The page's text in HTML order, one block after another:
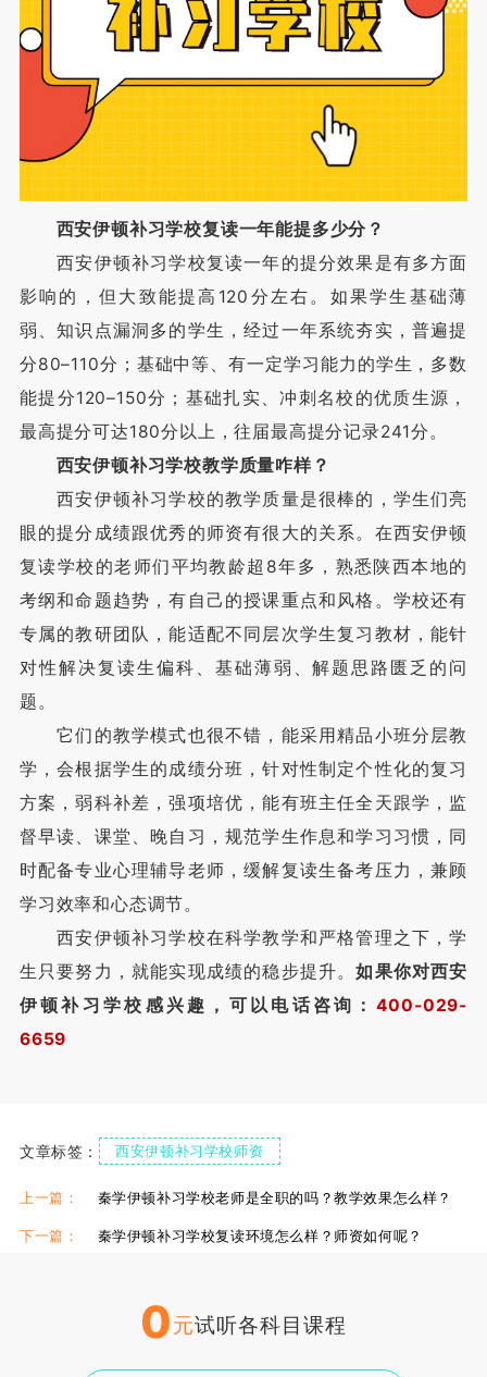
西安伊顿补习学校复读一年能提多少分？
西安伊顿补习学校复读一年的提分效果是有多方面
影响的，但大致能提高120分左右。如果学生基础薄
弱、知识点漏洞多的学生，经过一年系统夯实，普遍提
分80–110分；基础中等、有一定学习能力的学生，多数
能提分120–150分；基础扎实、冲刺名校的优质生源，
最高提分可达180分以上，往届最高提分记录241分。
西安伊顿补习学校教学质量咋样？
西安伊顿补习学校的教学质量是很棒的，学生们亮
眼的提分成绩跟优秀的师资有很大的关系。在西安伊顿
复读学校的老师们平均教龄超8年多，熟悉陕西本地的
考纲和命题趋势，有自己的授课重点和风格。学校还有
专属的教研团队，能适配不同层次学生复习教材，能针
对性解决复读生偏科、基础薄弱、解题思路匮乏的问
题。
它们的教学模式也很不错，能采用精品小班分层教
学，会根据学生的成绩分班，针对性制定个性化的复习
方案，弱科补差，强项培优，能有班主任全天跟学，监
督早读、课堂、晚自习，规范学生作息和学习习惯，同
时配备专业心理辅导老师，缓解复读生备考压力，兼顾
学习效率和心态调节。
西安伊顿补习学校在科学教学和严格管理之下，学
生只要努力，就能实现成绩的稳步提升。如果你对西安
伊顿补习学校感兴趣，可以电话咨询： 400-029-
6659
文章标签： 西安伊顿补习学校师资
西安伊顿补习学校复读 西安伊顿补习学校复读
上一篇： 秦学伊顿补习学校老师是全职的吗？教学效果怎么样？
下一篇： 秦学伊顿补习学校复读环境怎么样？师资如何呢？
0元试听各科目课程